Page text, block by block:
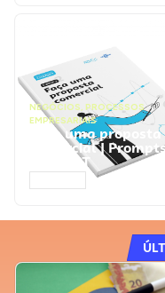
NEGÓCIOS, PROCESSOS
EMPRESARIAIS
Faça uma proposta
comercial |
ChatGPT